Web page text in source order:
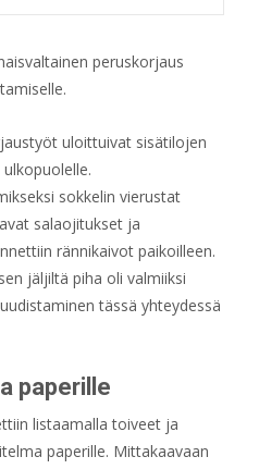
peruskorjaus
uloittuivat sisätilojen
sokkelin vierustat
salaojitukset ja
rännikaivot paikoilleen.
jäljiltä piha oli valmiiksi
tässä yhteydessä
paperille
listaamalla toiveet ja
paperille. Mittakaavaan